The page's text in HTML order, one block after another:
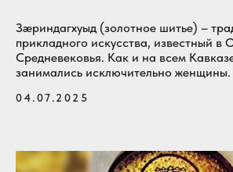
Зæриндагхуыд (золотное шитье) –
прикладного искусства, известный в
Средневековья. Как и на всем
занимались исключительно женщины.
04.07.2025